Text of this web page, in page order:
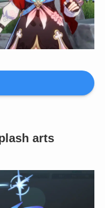
arts